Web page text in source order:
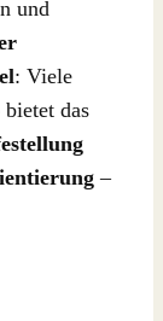
und
: Viele
das
–